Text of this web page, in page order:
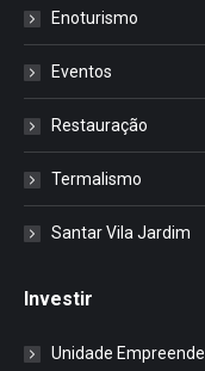
Enoturismo
Eventos
Restauração
Termalismo
Santar Vila Jardim
Investir
Unidade Empreende